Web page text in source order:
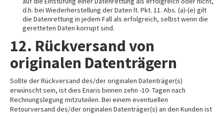
d.h. bei Wiederherstellung der Daten lt. Pkt. 11. Abs. (a)-(e) gilt
die Datenrettung in jedem Fall als erfolgreich, selbst wenn die
geretteten Daten korrupt sind.
12. Rückversand von
originalen Datenträgern
Sollte der Rückversand des/der originalen Datenträger(s)
erwünscht sein, ist dies Enaris binnen zehn -10- Tagen nach
Rechnungslegung mitzuteilen. Bei einem eventuellen
Retourversand des/der originalen Datenträger(s) an den Kunden ist